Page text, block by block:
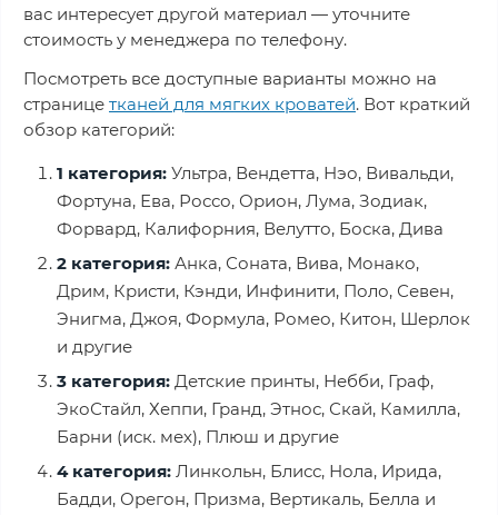
вас интересует другой материал — уточните
стоимость у менеджера по телефону.
Посмотреть все доступные варианты можно на
странице тканей для мягких кроватей. Вот краткий
обзор категорий:
1 категория: Ультра, Вендетта, Нэо, Вивальди,
Фортуна, Ева, Россо, Орион, Лума, Зодиак,
Форвард, Калифорния, Велутто, Боска, Дива
2 категория: Анка, Соната, Вива, Монако,
Дрим, Кристи, Кэнди, Инфинити, Поло, Севен,
Энигма, Джоя, Формула, Ромео, Китон, Шерлок
и другие
3 категория: Детские принты, Небби, Граф,
ЭкоСтайл, Хеппи, Гранд, Этнос, Скай, Камилла,
Барни (иск. мех), Плюш и другие
4 категория: Линкольн, Блисс, Нола, Ирида,
Бадди, Орегон, Призма, Вертикаль, Белла и